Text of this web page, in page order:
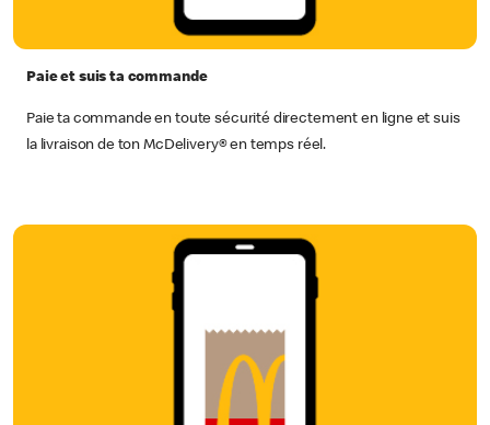
Paie et suis ta commande
Paie ta commande en toute sécurité directement en ligne et suis
la livraison de ton McDelivery® en temps réel.